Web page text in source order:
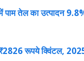
पाम तेल का उत्पादन
रूपये क्विंटल,